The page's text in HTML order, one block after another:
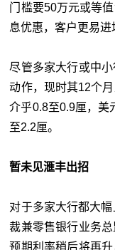
门槛要50万元或等
息优惠，客户更易进
尽管多家大行或中
动作，现时其12个
介乎0.8至0.9厘，美
至2.2厘。
暂未见滙丰出招
对于多家大行都大
裁兼零售银行业务
预期利率稍后将再